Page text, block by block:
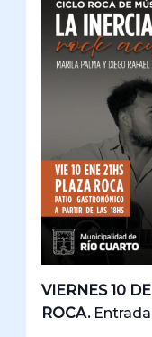
VIERNES 10
ROCA.